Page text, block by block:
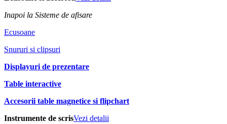
Inapoi la Sisteme de afisare
Ecusoane
Snururi si clipsuri
Displayuri de prezentare
Table interactive
Accesorii table magnetice si flipchart
Instrumente de scrisVezi detalii